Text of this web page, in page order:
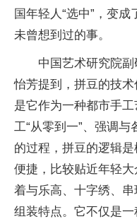
国年轻人“选中”，变
未曾想到过的事。
中国艺术研究院
怡芳提到，拼豆的技
是它作为一种都市手
工“从零到一”、强调
的过程，拼豆的逻辑
便捷，比较贴近年轻
着与乐高、十字绣、
组装特点。它不仅是